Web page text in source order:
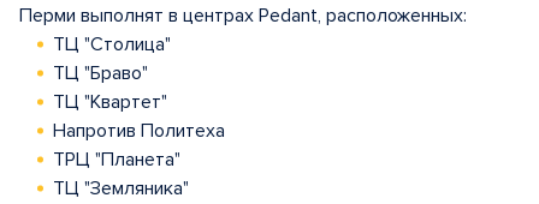
Перми выполнят в центрах Pedant, расположенных:
ТЦ "Столица"
ТЦ "Браво"
ТЦ "Квартет"
Напротив Политеха
ТРЦ "Планета"
ТЦ "Земляника"